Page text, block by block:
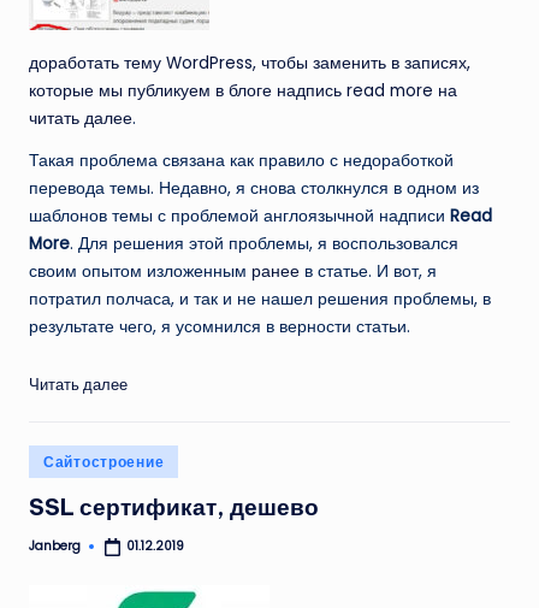
доработать тему WordPress, чтобы заменить в записях,
которые мы публикуем в блоге надпись read more на
читать далее.
Такая проблема связана как правило с недоработкой
перевода темы. Недавно, я снова столкнулся в одном из
шаблонов темы с проблемой англоязычной надписи Read
More. Для решения этой проблемы, я воспользовался
своим опытом изложенным ранее в статье. И вот, я
потратил полчаса, и так и не нашел решения проблемы, в
результате чего, я усомнился в верности статьи.
Читать далее
Опубликовано
в
Сайтостроение
SSL сертификат, дешево
Запись
Janberg 01.12.2019